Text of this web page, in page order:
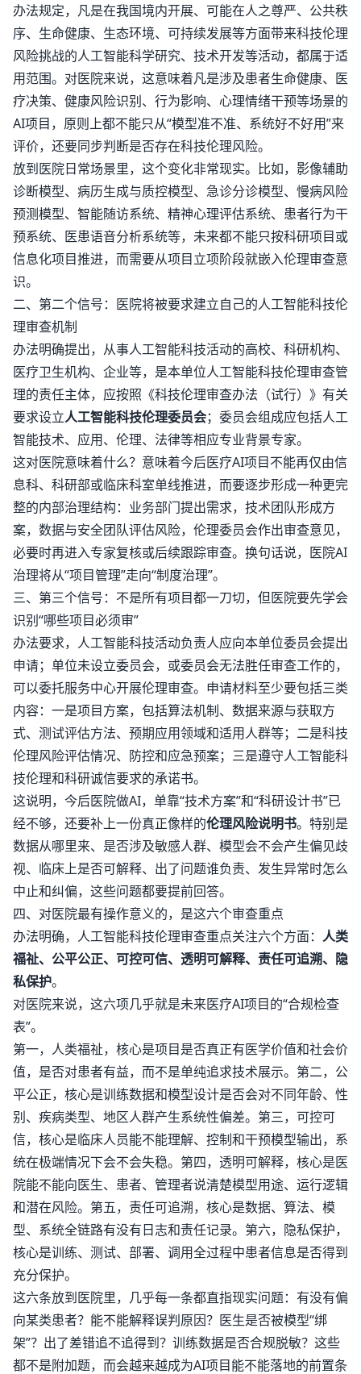
办法规定，凡是在我国境内开展、可能在人之尊严、公共秩
序、生命健康、生态环境、可持续发展等方面带来科技伦理
风险挑战的人工智能科学研究、技术开发等活动，都属于适
用范围。对医院来说，这意味着凡是涉及患者生命健康、医
疗决策、健康风险识别、行为影响、心理情绪干预等场景的
AI项目，原则上都不能只从“模型准不准、系统好不好用”来
评价，还要同步判断是否存在科技伦理风险。
放到医院日常场景里，这个变化非常现实。比如，影像辅助
诊断模型、病历生成与质控模型、急诊分诊模型、慢病风险
预测模型、智能随访系统、精神心理评估系统、患者行为干
预系统、医患语音分析系统等，未来都不能只按科研项目或
信息化项目推进，而需要从项目立项阶段就嵌入伦理审查意
识。
二、第二个信号：医院将被要求建立自己的人工智能科技伦
理审查机制
办法明确提出，从事人工智能科技活动的高校、科研机构、
医疗卫生机构、企业等，是本单位人工智能科技伦理审查管
理的责任主体，应按照《科技伦理审查办法（试行）》有关
要求设立人工智能科技伦理委员会；委员会组成应包括人工
智能技术、应用、伦理、法律等相应专业背景专家。
这对医院意味着什么？意味着今后医疗AI项目不能再仅由信
息科、科研部或临床科室单线推进，而要逐步形成一种更完
整的内部治理结构：业务部门提出需求，技术团队形成方
案，数据与安全团队评估风险，伦理委员会作出审查意见，
必要时再进入专家复核或后续跟踪审查。换句话说，医院AI
治理将从“项目管理”走向“制度治理”。
三、第三个信号：不是所有项目都一刀切，但医院要先学会
识别“哪些项目必须审”
办法要求，人工智能科技活动负责人应向本单位委员会提出
申请；单位未设立委员会，或委员会无法胜任审查工作的，
可以委托服务中心开展伦理审查。申请材料至少要包括三类
内容：一是项目方案，包括算法机制、数据来源与获取方
式、测试评估方法、预期应用领域和适用人群等；二是科技
伦理风险评估情况、防控和应急预案；三是遵守人工智能科
技伦理和科研诚信要求的承诺书。
这说明，今后医院做AI，单靠“技术方案”和“科研设计书”已
经不够，还要补上一份真正像样的伦理风险说明书。特别是
数据从哪里来、是否涉及敏感人群、模型会不会产生偏见歧
视、临床上是否可解释、出了问题谁负责、发生异常时怎么
中止和纠偏，这些问题都要提前回答。
四、对医院最有操作意义的，是这六个审查重点
办法明确，人工智能科技伦理审查重点关注六个方面： 人类
福祉、公平公正、可控可信、透明可解释、责任可追溯、隐
私保护。
对医院来说，这六项几乎就是未来医疗AI项目的“合规检查
表”。
第一，人类福祉，核心是项目是否真正有医学价值和社会价
值，是否对患者有益，而不是单纯追求技术展示。第二，公
平公正，核心是训练数据和模型设计是否会对不同年龄、性
别、疾病类型、地区人群产生系统性偏差。第三，可控可
信，核心是临床人员能不能理解、控制和干预模型输出，系
统在极端情况下会不会失稳。第四，透明可解释，核心是医
院能不能向医生、患者、管理者说清楚模型用途、运行逻辑
和潜在风险。第五，责任可追溯，核心是数据、算法、模
型、系统全链路有没有日志和责任记录。第六，隐私保护，
核心是训练、测试、部署、调用全过程中患者信息是否得到
充分保护。
这六条放到医院里，几乎每一条都直指现实问题：有没有偏
向某类患者？能不能解释误判原因？医生是否被模型“绑
架”？出了差错追不追得到？训练数据是否合规脱敏？这些
都不是附加题，而会越来越成为AI项目能不能落地的前置条